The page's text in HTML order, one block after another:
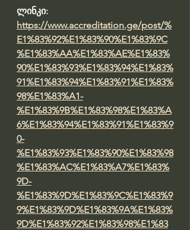
ლინკი:
https://www.accreditation.ge/post/%
E1%83%92%E1%83%90%E1%83%9C
%E1%83%AA%E1%83%AE%E1%83%
90%E1%83%93%E1%83%94%E1%83%
91%E1%83%94%E1%83%91%E1%83%
98%E1%83%A1-
%E1%83%9B%E1%83%98%E1%83%A
6%E1%83%94%E1%83%91%E1%83%9
0-
%E1%83%93%E1%83%90%E1%83%98
%E1%83%AC%E1%83%A7%E1%83%
9D-
%E1%83%9D%E1%83%9C%E1%83%9
9%E1%83%9D%E1%83%9A%E1%83%
9D%E1%83%92%E1%83%98%E1%83